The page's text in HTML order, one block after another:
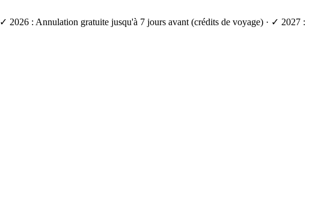
✓ 2026 : Annulation gratuite jusqu'à 7 jours avant (crédits de voyage) · ✓ 2027 :